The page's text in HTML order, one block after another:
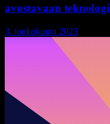
avustavaan
3. toukokuuta 2023